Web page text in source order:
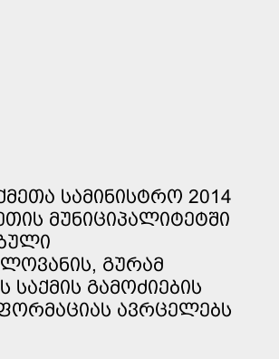
ᲡᲐᲛᲘᲜᲘᲡᲢᲠᲝ 2014
ᲛᲣᲜᲘᲪᲘᲞᲐᲚᲘᲢᲔᲢᲨᲘ
ᲒᲣᲠᲐᲛ
ᲡᲐᲥᲛᲘᲡ ᲒᲐᲛᲝᲫᲘᲔᲑᲘᲡ
ᲐᲕᲠᲪᲔᲚᲔᲑᲡ